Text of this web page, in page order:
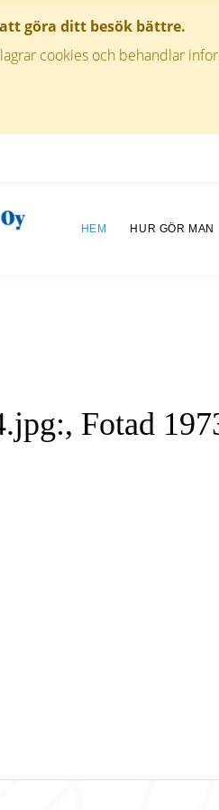
göra ditt besök bättre.
cookies och behandlar
HEM HUR GÖR MAN
Fotad